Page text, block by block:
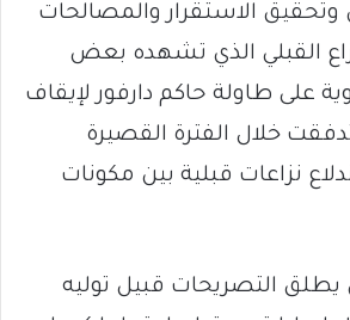
الاستقرار والمصالحات
القبلي الذي تشهده بعض
على طاولة حاكم دارفور لإيقاف
خلال الفترة القصيرة
نزاعات قبلية بين مكونات
التصريحات قبيل توليه